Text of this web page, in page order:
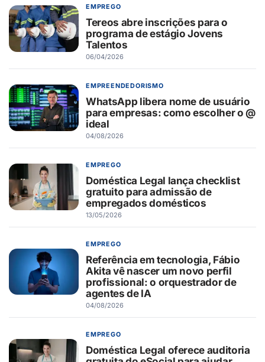
EMPREGO
Tereos abre inscrições para o
programa de estágio Jovens
Talentos
06/04/2026
EMPREENDEDORISMO
WhatsApp libera nome de usuário
para empresas: como escolher o @
ideal
04/08/2026
EMPREGO
Doméstica Legal lança checklist
gratuito para admissão de
empregados domésticos
13/05/2026
EMPREGO
Referência em tecnologia, Fábio
Akita vê nascer um novo perfil
profissional: o orquestrador de
agentes de IA
04/08/2026
EMPREGO
Doméstica Legal oferece auditoria